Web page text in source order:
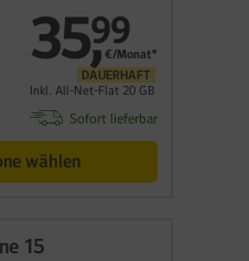
35,
99
€/Monat*
DAUERHAFT
Inkl. All-Net-Flat 20 GB
Sofort lieferbar
wählen
15